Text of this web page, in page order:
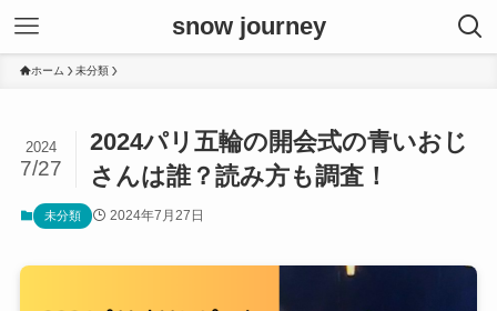
snow journey
ホーム 未分類
2024パリ五輪の開会式の青いおじ
さんは誰？読み方も調査！
2024
7/27
未分類 2024年7月27日